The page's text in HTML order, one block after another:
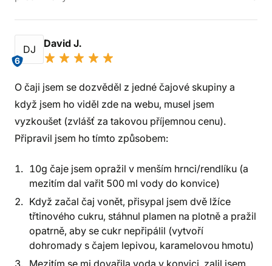
DJ
6
David J.
O čaji jsem se dozvěděl z jedné čajové skupiny a
když jsem ho viděl zde na webu, musel jsem
vyzkoušet (zvlášť za takovou příjemnou cenu).
Připravil jsem ho tímto způsobem:
10g čaje jsem opražil v menším hrnci/rendlíku (a
mezitím dal vařit 500 ml vody do konvice)
Když začal čaj vonět, přisypal jsem dvě lžíce
třtinového cukru, stáhnul plamen na plotně a pražil
opatrně, aby se cukr nepřipálil (vytvoří
dohromady s čajem lepivou, karamelovou hmotu)
Mezitím se mi dovařila voda v konvici, zalil jsem